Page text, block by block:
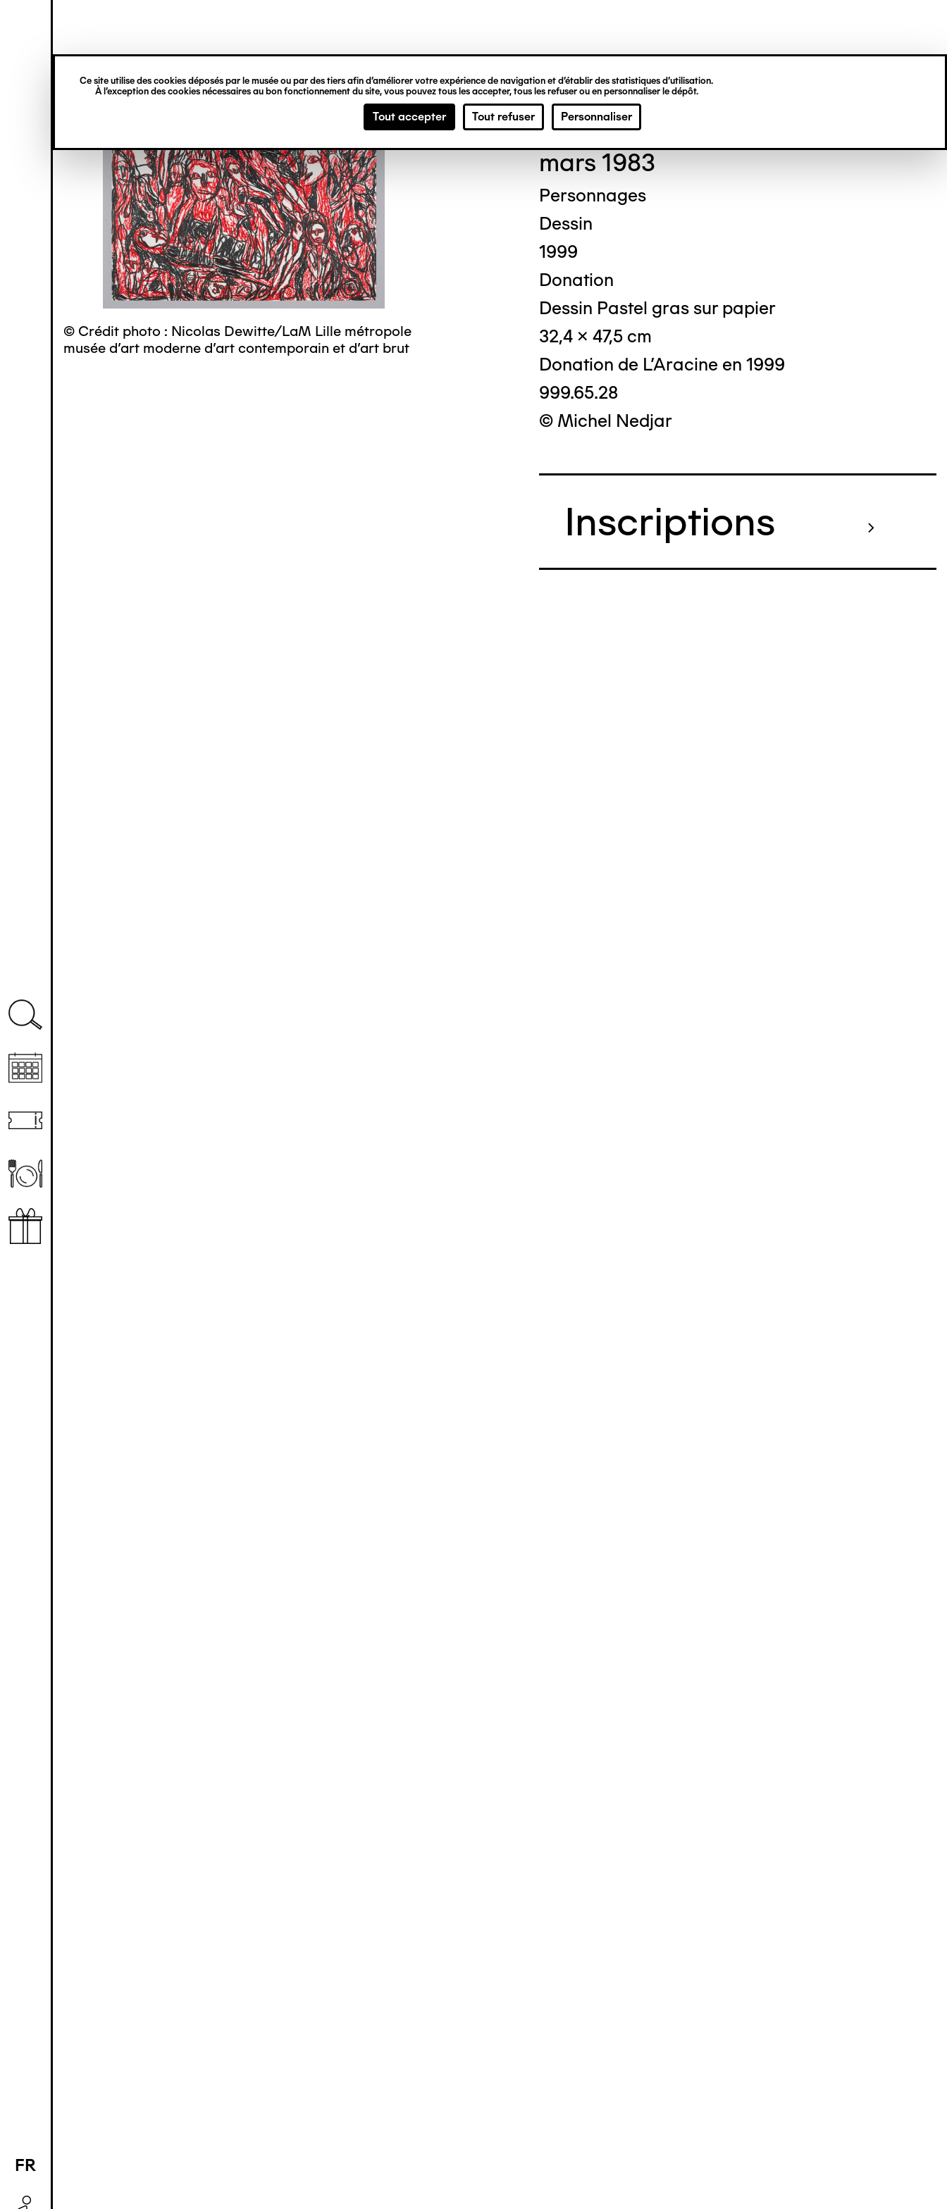
Ce site utilise des cookies déposés par le musée ou par des tiers afin d’améliorer votre expérience de navigation et d’établir des statistiques d’utilisation.
À l’exception des cookies nécessaires au bon fonctionnement du site, vous pouvez tous les accepter, tous les refuser ou en personnaliser le dépôt.
Tout accepter Tout refuser Personnaliser
principal
verticale
FR
EN
© Crédit photo : Nicolas Dewitte/LaM Lille métropole
musée d’art moderne d’art contemporain et d’art brut
Michel NEDJAR
mars 1983
Personnages
Dessin
1999
Donation
Dessin Pastel gras sur papier
32,4 x 47,5 cm
Donation de L'Aracine en 1999
999.65.28
© Michel Nedjar
Inscriptions